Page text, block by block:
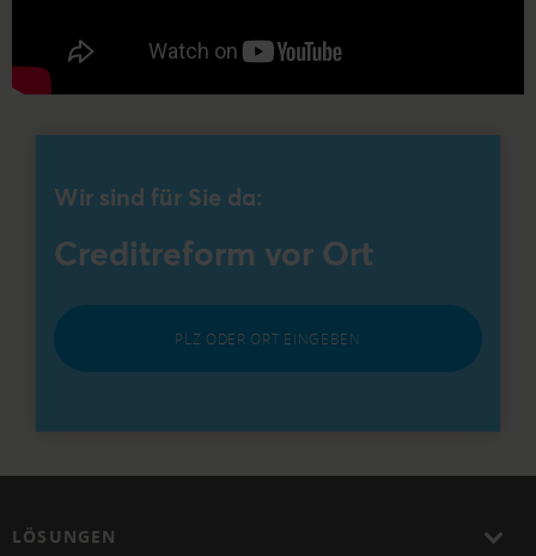
Wir sind für Sie da:
Creditreform vor Ort
PLZ ODER ORT EINGEBEN
LÖSUNGEN